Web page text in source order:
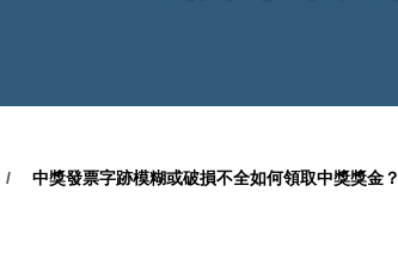
中獎發票字跡模糊或破損不全如何領取中獎獎金？